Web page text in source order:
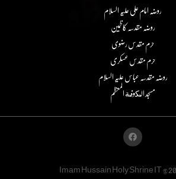
روضہ امام علی علیہ السلام
روضہ مقدسہ کاظمین
حرم مقدس رضوی
حرم مقدس عسکری
روضہ مقدسہ عباس علیہ السلام
مسجد الكوفة المعظم
Imam Hussain Holy Shrine IT